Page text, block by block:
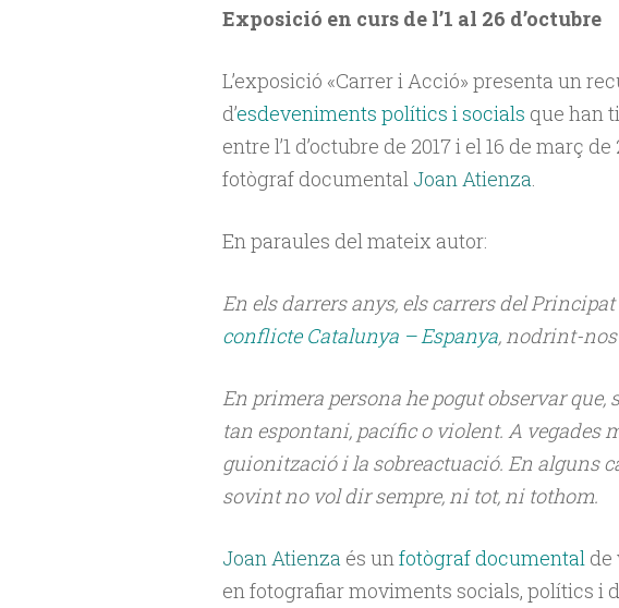
Exposició en curs de l’1 al 26 d’octubre
L’exposició «Carrer i Acció» presenta un
d’esdeveniments polítics i socials que han
entre l’1 d’octubre de 2017 i el 16 de març
fotògraf documental Joan Atienza.
En paraules del mateix autor:
En els darrers anys, els carrers del
conflicte Catalunya – Espanya, nodrint-nos
En primera persona he pogut observar que,
tan espontani, pacífic o violent. A vegades
guionització i la sobreactuació. En alguns
sovint no vol dir sempre, ni tot, ni tothom.
Joan Atienzaés unfotògraf documentalde
en fotografiar moviments socials, polítics i